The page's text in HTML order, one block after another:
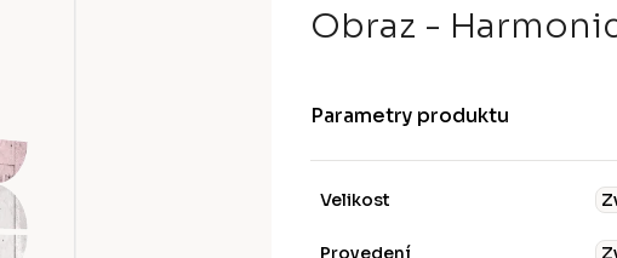
produktu
je
5
hvězdiček.
Obraz -
Parametry produktu
Velikost
Provedení